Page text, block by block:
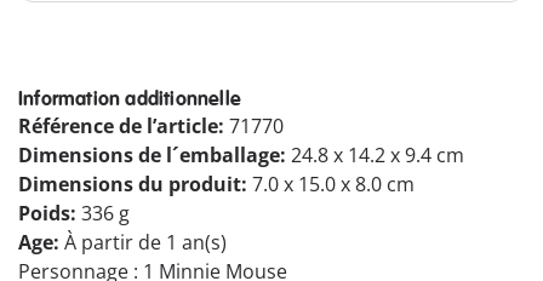
Information additionnelle
Référence de l’article: 71770
Dimensions de l´emballage: 24.8 x 14.2 x 9.4 cm
Dimensions du produit: 7.0 x 15.0 x 8.0 cm
Poids: 336 g
Age: À partir de 1 an(s)
Personnage : 1 Minnie Mouse